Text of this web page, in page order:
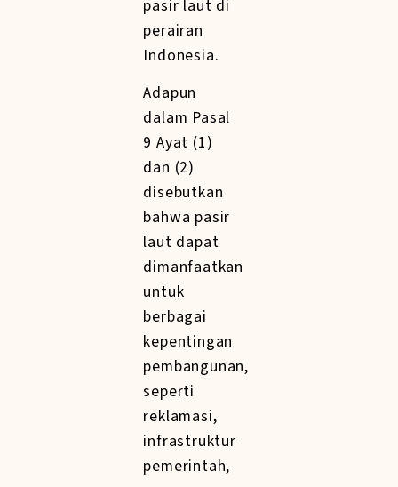
pasir laut di
perairan
Indonesia.
Adapun
dalam Pasal
9 Ayat (1)
dan (2)
disebutkan
bahwa pasir
laut dapat
dimanfaatkan
untuk
berbagai
kepentingan
pembangunan,
seperti
reklamasi,
infrastruktur
pemerintah,